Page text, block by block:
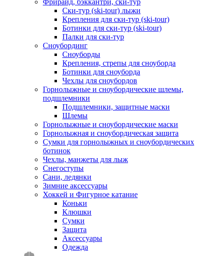
Фрирайд, бэккантри, ски-тур
Ски-тур (ski-tour) лыжи
Крепления для ски-тур (ski-tour)
Ботинки для ски-тур (ski-tour)
Палки для ски-тур
Сноубординг
Сноуборды
Крепления, стрепы для сноуборда
Ботинки для сноуборда
Чехлы для сноубордов
Горнолыжные и сноубордические шлемы,
подшлемники
Подшлемники, защитные маски
Шлемы
Горнолыжные и сноубордические маски
Горнолыжная и сноубордическая защита
Сумки для горнолыжных и сноубордических
ботинок
Чехлы, манжеты для лыж
Снегоступы
Сани, ледянки
Зимние аксессуары
Хоккей и Фигурное катание
Коньки
Клюшки
Сумки
Защита
Аксессуары
Одежда